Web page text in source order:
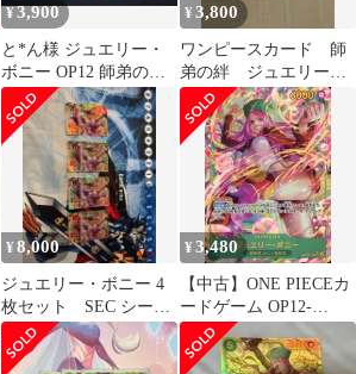
¥3,900
と*ん様 ジュエリー・
ボニー OP12 師弟の絆
シークレット パラレル
含む2枚セ
¥3,800
ワンピースカード 師
弟の絆 ジュエリー・
ボニー SEC 2枚セッ
ト
¥8,000
ジュエリー・ボニー 4
枚セット SEC シーク
レット OP12-118
¥3,480
【中古】ONE PIECEカ
ードゲーム OP12-
118[SEC]：(パラレル)
ジュエリー・ボニー